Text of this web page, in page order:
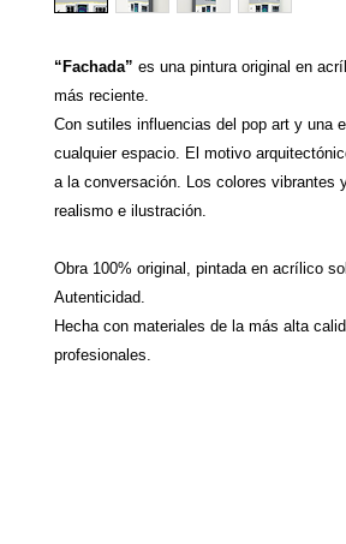
“Fachada” es una pintura original en
más reciente.
Con sutiles influencias del pop art y una
cualquier espacio. El motivo
a la conversación. Los colores vibrantes
realismo e ilustración.
Obra 100% original, pintada en acrílico
Autenticidad.
Hecha con materiales de la más alta
profesionales.